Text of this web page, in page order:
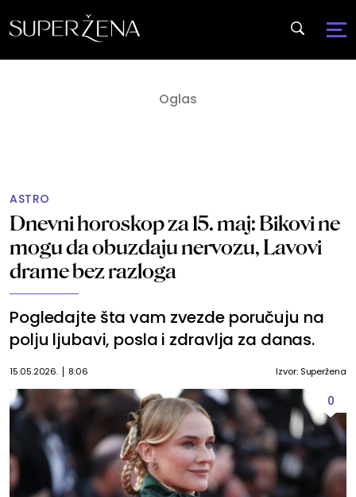
ASTRO
Dnevni horoskop za 15. maj: Bikovi ne
mogu da obuzdaju nervozu, Lavovi
drame bez razloga
Pogledajte šta vam zvezde poručuju na
polju ljubavi, posla i zdravlja za danas.
15.05.2026. 8:06 Izvor: Superžena
0